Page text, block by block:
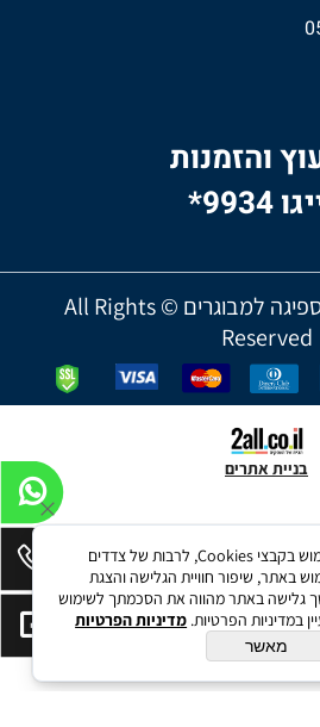
והזמנות
9934*
דש מדיקס מוצרי ספיגה למבוגרים © All Rights
Reserved
בניית אתרים
לידיעתך, באתרנו נעשה שימוש בקבצי Cookies, לרבות של צדדים
באתר, שיפור חוויית הגלישה והצגת
גלישה באתר מהווה את הסכמתך לשימוש
במדיניות הפרטיות. מדיניות הפרטיות
מאשר